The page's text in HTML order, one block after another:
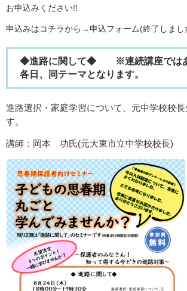
お申込みください!!
申込みはコチラから→申込フォーム(終了しまし
◆進路に関して◆ ※連続講座では
各日、同テーマとなります。
進路選択・家庭学習について、元中学校校長
す。
講師：岡本 功氏(元大東市立中学校校長)